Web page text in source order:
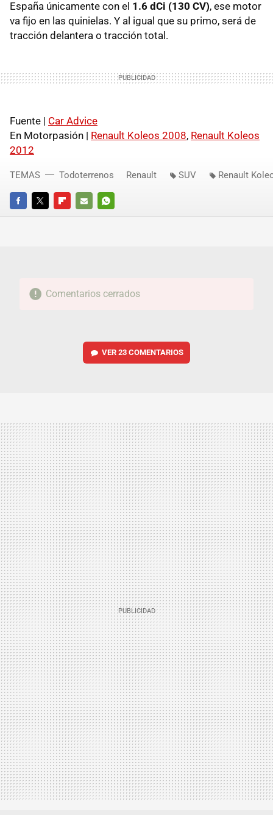
España únicamente con el 1.6 dCi (130 CV), ese motor
va fijo en las quinielas. Y al igual que su primo, será de
tracción delantera o tracción total.
Fuente | Car Advice
En Motorpasión | Renault Koleos 2008, Renault Koleos
2012
FACEBOOKTWITTERFLIPBOARD
E-
WHATSAPP
TEMAS Todoterrenos Renault SUV Renault
Comentarios cerrados
VER 23 COMENTARIOS